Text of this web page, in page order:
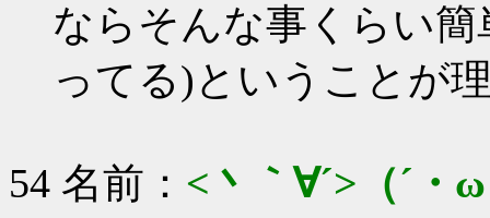
ならそんな事くらい
ってる)ということが
54 名前： <丶｀∀´>（´